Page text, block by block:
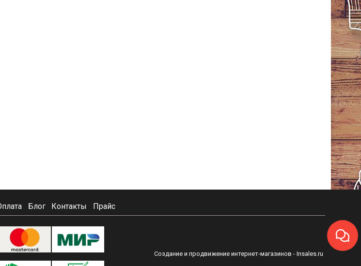
Блог Контакты Прайс
Создание и продвижение интернет-магазинов - Insales.ru